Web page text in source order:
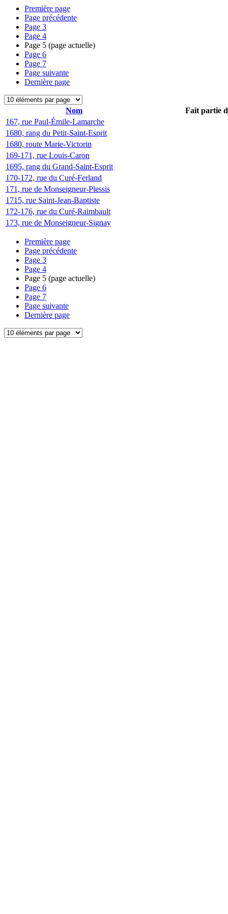
Première page
Page précédente
Page 3
Page 4
Page 5 (page actuelle)
Page 6
Page 7
Page suivante
Dernière page
Nom
Fait partie
167, rue Paul-Émile-Lamarche
1680, rang du Petit-Saint-Esprit
1680, route Marie-Victorin
169-171, rue Louis-Caron
1695, rang du Grand-Saint-Esprit
170-172, rue du Curé-Ferland
171, rue de Monseigneur-Plessis
1715, rue Saint-Jean-Baptiste
172-176, rue du Curé-Raimbault
173, rue de Monseigneur-Signay
Première page
Page précédente
Page 3
Page 4
Page 5 (page actuelle)
Page 6
Page 7
Page suivante
Dernière page